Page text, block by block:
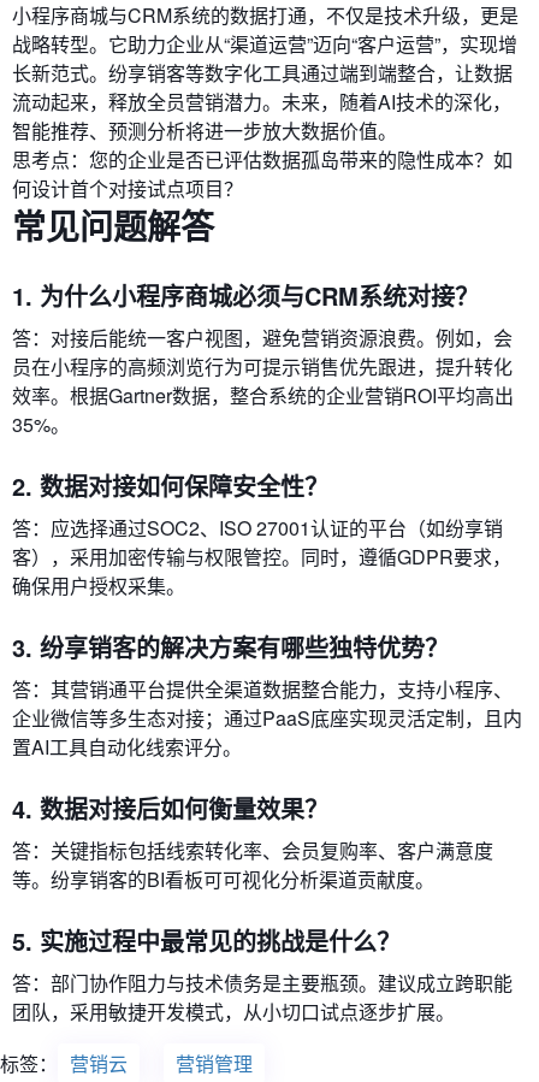
小程序商城与CRM系统的数据打通，不仅是技术升级，更是
战略转型。它助力企业从“渠道运营”迈向“客户运营”，实现增
长新范式。纷享销客等数字化工具通过端到端整合，让数据
流动起来，释放全员营销潜力。未来，随着AI技术的深化，
智能推荐、预测分析将进一步放大数据价值。
思考点：您的企业是否已评估数据孤岛带来的隐性成本？如
何设计首个对接试点项目？
常见问题解答
1. 为什么小程序商城必须与CRM系统对接？​
答：对接后能统一客户视图，避免营销资源浪费。例如，会
员在小程序的高频浏览行为可提示销售优先跟进，提升转化
效率。根据Gartner数据，整合系统的企业营销ROI平均高出
35%。
2. 数据对接如何保障安全性？​
答：应选择通过SOC2、ISO 27001认证的平台（如纷享销
客），采用加密传输与权限管控。同时，遵循GDPR要求，
确保用户授权采集。
3. 纷享销客的解决方案有哪些独特优势？​
答：其营销通平台提供全渠道数据整合能力，支持小程序、
企业微信等多生态对接；通过PaaS底座实现灵活定制，且内
置AI工具自动化线索评分。
4. 数据对接后如何衡量效果？​
答：关键指标包括线索转化率、会员复购率、客户满意度
等。纷享销客的BI看板可可视化分析渠道贡献度。
5. 实施过程中最常见的挑战是什么？​
答：部门协作阻力与技术债务是主要瓶颈。建议成立跨职能
团队，采用敏捷开发模式，从小切口试点逐步扩展。
标签：
营销云 营销管理